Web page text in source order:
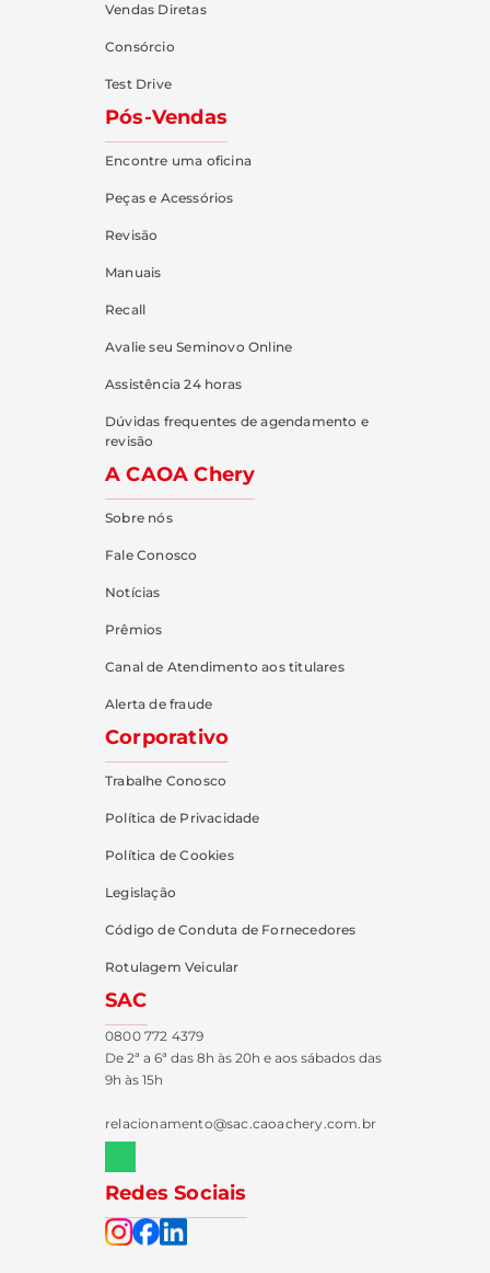
Vendas Diretas
Consórcio
Test Drive
Pós-Vendas
Encontre uma oficina
Peças e Acessórios
Revisão
Manuais
Recall
Avalie seu Seminovo Online
Assistência 24 horas
Dúvidas frequentes de agendamento e
revisão
A CAOA Chery
Sobre nós
Fale Conosco
Notícias
Prêmios
Canal de Atendimento aos titulares
Alerta de fraude
Corporativo
Trabalhe Conosco
Política de Privacidade
Política de Cookies
Legislação
Código de Conduta de Fornecedores
Rotulagem Veicular
SAC
0800 772 4379
De 2ª a 6ª das 8h às 20h e aos sábados das
9h às 15h
relacionamento@sac.caoachery.com.br
Redes Sociais